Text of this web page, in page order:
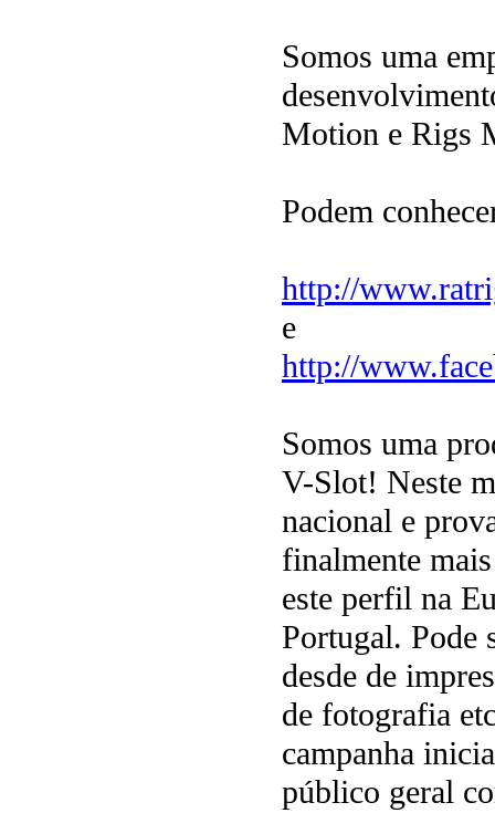
Somos uma
Motion e Rigs
Podem
http://
e
http://
Somos uma
V-Slot! Neste
nacional e
finalmente
este perfil na
Portugal. Pode
desde de
de fotografia
campanha
público geral